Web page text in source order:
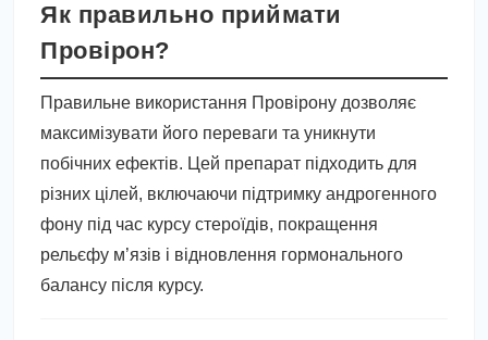
Як правильно приймати
Провірон?
Правильне використання Провірону дозволяє
максимізувати його переваги та уникнути
побічних ефектів. Цей препарат підходить для
різних цілей, включаючи підтримку андрогенного
фону під час курсу стероїдів, покращення
рельєфу м’язів і відновлення гормонального
балансу після курсу.